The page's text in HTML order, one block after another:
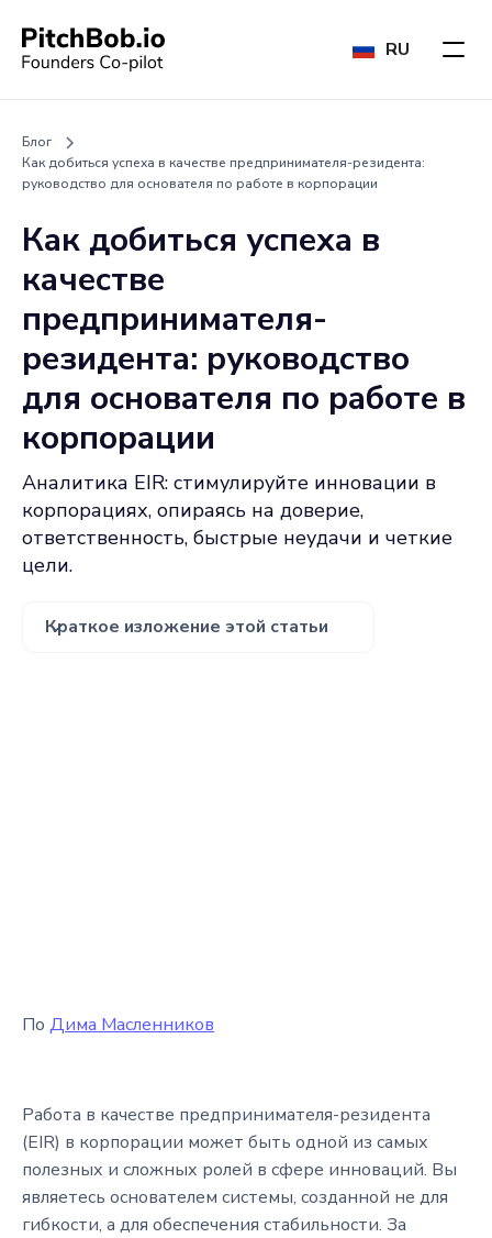
RU
Блог
Как добиться успеха в качестве предпринимателя-резидента:
руководство для основателя по работе в корпорации
Как добиться успеха в
качестве
предпринимателя-
резидента: руководство
для основателя по работе в
корпорации
Аналитика EIR: стимулируйте инновации в
корпорациях, опираясь на доверие,
ответственность, быстрые неудачи и четкие
цели.
Краткое изложение этой статьи
По Дима Масленников
Работа в качестве предпринимателя-резидента
(EIR) в корпорации может быть одной из самых
полезных и сложных ролей в сфере инноваций. Вы
являетесь основателем системы, созданной не для
гибкости, а для обеспечения стабильности. За